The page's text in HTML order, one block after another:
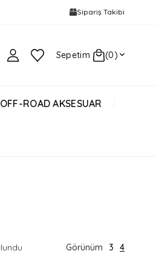
Sipariş Takibi
Sepetim 0
OFF-ROAD AKSESUAR